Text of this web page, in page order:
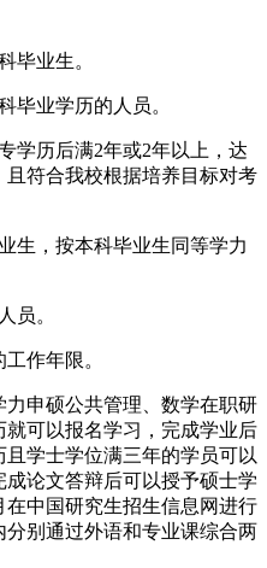
业生。
业学历的人员。
历后满2年或2年以上，达
符合我校根据培养目标对考
，按本科毕业生同等学力
员。
作年限。
申硕公共管理、数学在职研
可以报名学习，完成学业后
学士学位满三年的学员可以
论文答辩后可以授予硕士学
中国研究生招生信息网进行
别通过外语和专业课综合两